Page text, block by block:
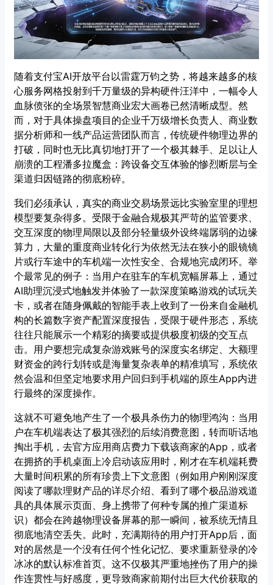
随着支付宝AI开放平台以雷霆万钧之势，将越来越多的核
心服务网格投射到千万量级的异构硬件汪洋中，一幅令人
血脉偾张的全场景智慧商业宏大画卷已然清晰成型。然
而，对于具体操盘项目的企业千万级增长负责人、商业数
据分析师和一线产品运营团队而言，传统硬件物理边界的
打破，同时也无比真切地打开了一个极其棘手、足以让人
崩溃的工程潘多拉魔盒：跨设备交互体验的惨烈断层与全
渠道归因链路的彻底粉碎。
我们必须承认，真实的商业交易场景远比实验室里的理想
模型要复杂得多。受限于金融合规极其严苛的监管要求、
交互深度的物理局限以及部分轻量级外设终端孱弱的边缘
算力，大量的重度商业转化行为依然无法在狭小的眼镜镜
片或行车途中的车机端一次性安全、合规地完成闭环。举
个最常见的例子：当用户在驻车的车机宽幅屏幕上，通过
AI助理沉浸式地触发并体验了一款深度策略游戏的试玩关
卡，或者在随身佩戴的智能手表上收到了一份来自金融机
构的长篇数字资产配置深度报告，受限于硬件形态，系统
往往只能展示一个精彩的摘要或提供极度初级的交互点
击。用户要想完成复杂游戏账号的深度实名绑定、大额理
财资金的跨行划转或是海量复杂表单的精准填写，系统依
然会温和但坚定地要求用户回归到手机端的原生App内进
行最终的深度操作。
这就不可避免地产生了一个极具杀伤力的物理鸿沟：当用
户在车机端表达了极其强烈的后续消费意图，转而听话地
掏出手机，去官方应用商店费力下载该商家的App，或者
在拥挤的手机桌面上冷启动该应用时，刚才在车机端耗费
大量时间积累的所有珍贵上下文意图（例如用户刚刚深度
阅读了哪款理财产品的详尽介绍、看到了哪个极品游戏道
具的具体展示页面、身上携带了何种专属的推广渠道标
识）都会在跨越物理设备屏幕的那一瞬间，被系统无情且
彻底地清空丢失。此时，充满期待的用户打开App后，面
对的居然是一个没有任何个性化记忆、要求重新登录的冷
冰冰的默认标准首页。这不仅极其严重地挫伤了用户的操
作连贯性与好感度，更导致商家前期付出巨大代价获取的